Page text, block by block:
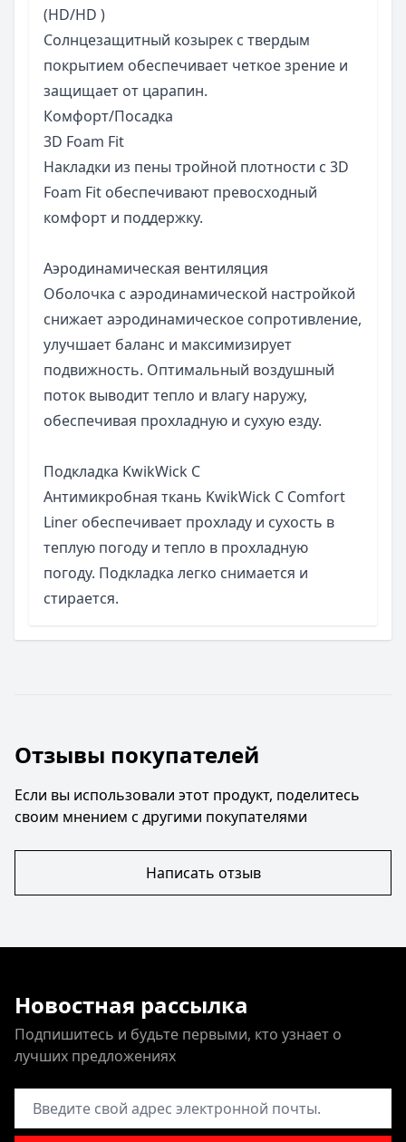
(HD/HD )
Солнцезащитный козырек с твердым
покрытием обеспечивает четкое зрение и
защищает от царапин.
Комфорт/Посадка
3D Foam Fit
Накладки из пены тройной плотности с 3D
Foam Fit обеспечивают превосходный
комфорт и поддержку.
Аэродинамическая вентиляция
Оболочка с аэродинамической настройкой
снижает аэродинамическое сопротивление,
улучшает баланс и максимизирует
подвижность. Оптимальный воздушный
поток выводит тепло и влагу наружу,
обеспечивая прохладную и сухую езду.
Подкладка KwikWick C
Антимикробная ткань KwikWick C Comfort
Liner обеспечивает прохладу и сухость в
теплую погоду и тепло в прохладную
погоду. Подкладка легко снимается и
стирается.
Отзывы покупателей
Если вы использовали этот продукт, поделитесь
своим мнением с другими покупателями
Написать отзыв
Новостная рассылка
Подпишитесь и будьте первыми, кто узнает о
лучших предложениях
Адрес электронной почты